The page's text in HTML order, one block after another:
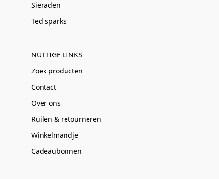
Sieraden
Ted sparks
NUTTIGE LINKS
Zoek producten
Contact
Over ons
Ruilen & retourneren
Winkelmandje
Cadeaubonnen